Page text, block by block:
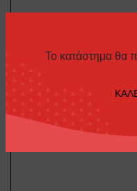
Το κατάστημα θα
Model
Description